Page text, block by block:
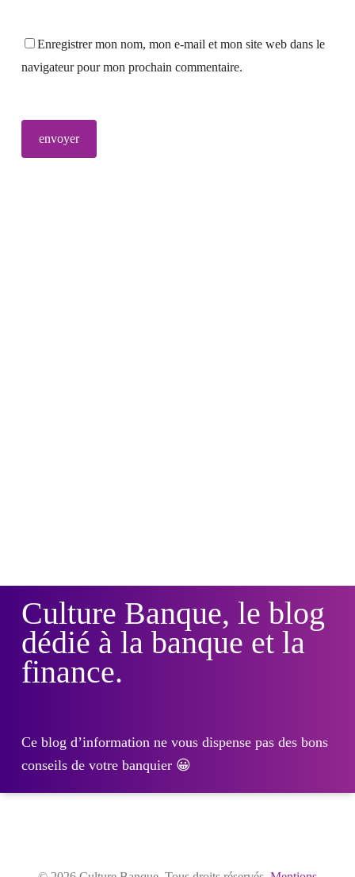
Enregistrer mon nom, mon e-mail et mon site web dans le
navigateur pour mon prochain commentaire.
Culture Banque, le blog
dédié à la banque et la
finance.
Ce blog d’information ne vous dispense pas des bons
conseils de votre banquier 😀